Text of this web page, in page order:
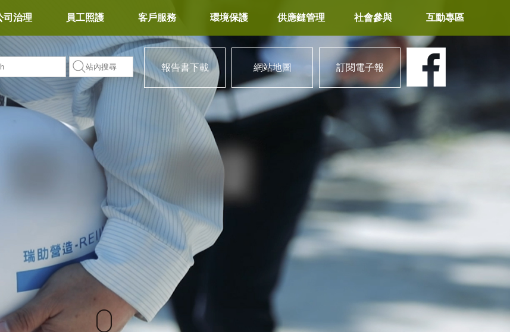
司治理 員工照護 客戶服務 環境保護 供應鏈管理 社會參與 互動專區
報告書下載 網站地圖 訂閱電子報